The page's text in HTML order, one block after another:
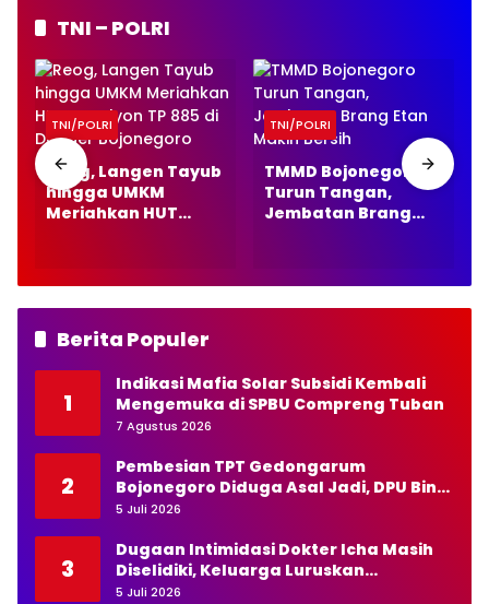
TNI – POLRI
TNI/POLRI
Reog, Langen Tayub
hingga UMKM
Meriahkan HUT
TNI/POLRI
TMMD Bojonegoro
Turun Tangan,
Jembatan Brang
Berita Populer
1
Indikasi Mafia Solar Subsidi Kembali
Mengemuka di SPBU Compreng Tuban
7 Agustus 2026
2
Pembesian TPT Gedongarum
Bojonegoro Diduga Asal Jadi, DPU Bina
Marga Diminta Bertindak Tegas
5 Juli 2026
3
Dugaan Intimidasi Dokter Icha Masih
Diselidiki, Keluarga Luruskan
Pernyataan Kapolda NTT
5 Juli 2026